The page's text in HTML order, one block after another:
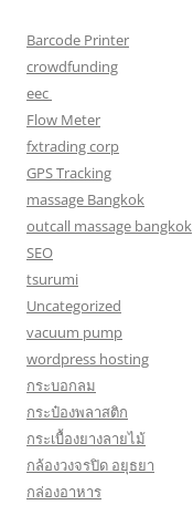
Barcode Printer
crowdfunding
eec
Flow Meter
fxtrading corp
GPS Tracking
massage Bangkok
outcall massage bangkok
SEO
tsurumi
Uncategorized
vacuum pump
wordpress hosting
กระบอกลม
กระป๋องพลาสติก
กระเบื้องยางลายไม้
กล้องวงจรปิด อยุธยา
กล่องอาหาร